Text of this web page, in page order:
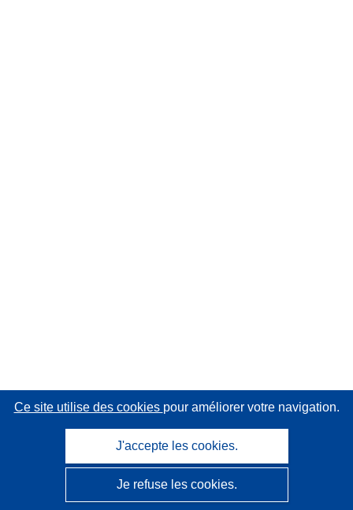
CORDIS - Résultats de la recherche de l’UE
Ce site utilise des cookies pour améliorer votre navigation.
J'accepte les cookies.
Je refuse les cookies.